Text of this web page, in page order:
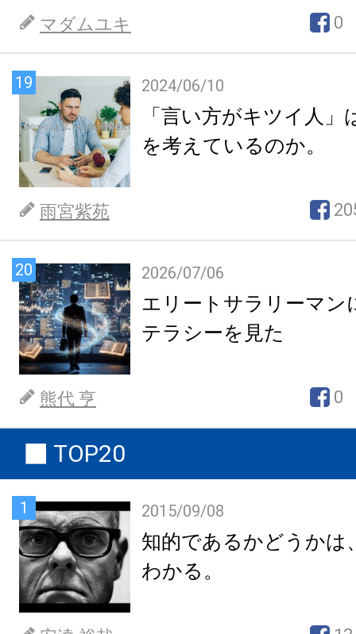
マダムユキ 0
19 2024/06/10
「言い方がキツイ人
を考えているのか。
雨宮紫苑
20 2026/07/06
エリートサラリーマン
テラシーを見た
熊代 亨 0
TOP20
1 2015/09/08
知的であるかどうかは
わかる。